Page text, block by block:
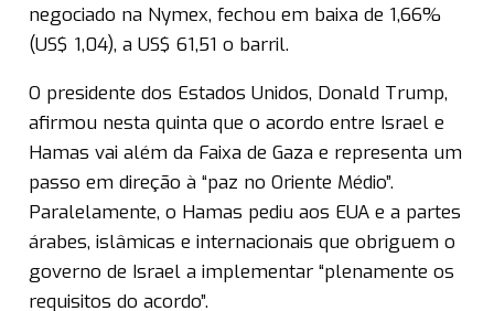
negociado na Nymex, fechou em baixa de 1,66%
(US$ 1,04), a US$ 61,51 o barril.
O presidente dos Estados Unidos, Donald Trump,
afirmou nesta quinta que o acordo entre Israel e
Hamas vai além da Faixa de Gaza e representa um
passo em direção à “paz no Oriente Médio”.
Paralelamente, o Hamas pediu aos EUA e a partes
árabes, islâmicas e internacionais que obriguem o
governo de Israel a implementar “plenamente os
requisitos do acordo”.